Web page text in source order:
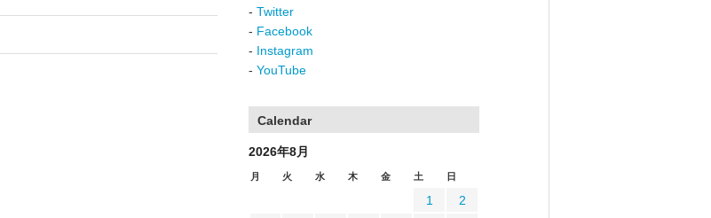
- Twitter
- Facebook
- Instagram
- YouTube
Calendar
2026年8月
月 火 水 木 金 土 日
1
2